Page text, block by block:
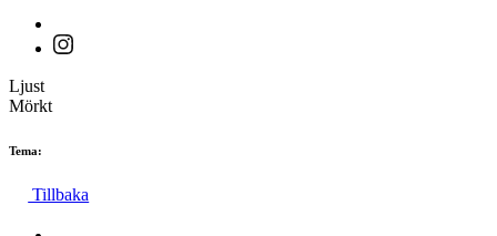
Ljust
Mörkt
Tema:
Tillbaka